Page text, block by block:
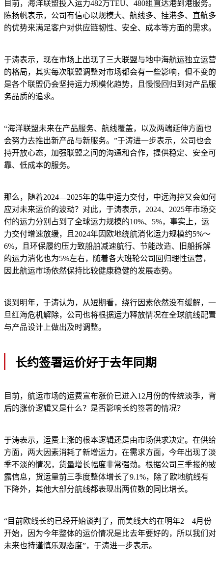
目前，海洋联盟投入运力482万TEU、480组直达港到港服务。
陈扬帆表示，公司有信心以规模大、航线多、挂港多、直航多
的优势来满足客户对供应链韧性、安全、成本等方面的需求。
于涛表示，现在市场上出现了三大联盟与地中海航运独立运营
的格局，其实每次联盟调整对市场都会有一些影响，但不变的
是各个联盟仍会坚持运力规模化趋势，且慢慢回归到对产品服
务品质的追求。
“海洋联盟未来在产品服务、航线覆盖，以及两端延伸方面也
会努力去推出新产品与新服务。”于涛进一步表示，公司也会
持开放心态，加强联盟之间的沟通和合作，提供稳定、安全可
靠、低成本的服务。
那么，随着2024—2025年的集中运力交付，中远海控又会如何
应对未来运价的波动？对此，于涛表示，2024、2025年市场交
付的运力分别占到了全球运力规模的10%、5%，事实上，运
力交付增速放缓，且2024年因欧地绕航消化运力规模约5%～
6%，且环保履约压力致船舶减速航行、节能改造、旧船拆解
的运力消化也为5%左右，随着各大班轮公司回归理性运营，
因此航运市场依然保持比较健康稳健的发展态势。
谈到明年，于涛认为，从短期看，绕行因素依然没有缓解，一
旦红海危机解除，公司也将根据运力释放情况在全球航线配置
与产品设计上做出及时调整。
长约签署运价好于去年同期
目前，航运市场的运费宣布涨价已进入12月份的传统淡季，背
后的涨价逻辑又是什么？是否影响长约签署的情况？
于涛表示，运费上涨的根本逻辑还是由市场供求决定。在供给
方面，两大因素消耗了新增运力，在需求方面，今年出现了淡
季不淡的情况，货量增长幅度非常强劲。根据公司三季报的披
露信息，货运量前三季度整体增长了9.1%，除了欧地航线有
下降外，其他大部分航线都表现出两位数的同比增长。
“目前欧线长约已经开始谈判了，而美线大约在明年2—4月份
开始，因为今年整体的运价情况是比去年要好的，所以我们对
未来也持谨慎乐观态度”，于涛进一步表示。